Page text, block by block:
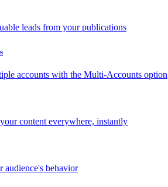
leads from your publications
accounts with the Multi-Accounts option
content everywhere, instantly
audience's behavior